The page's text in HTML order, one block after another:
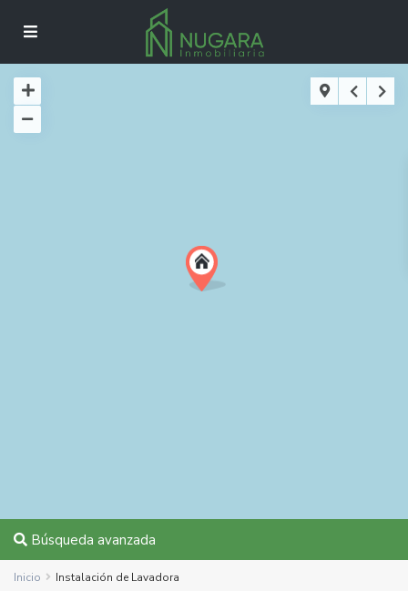
Búsqueda avanzada
Inicio Instalación de Lavadora